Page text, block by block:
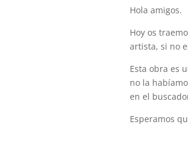
Hola amigos.
Hoy os
artista, si no
Esta obra es
no la
en el
Esperamos